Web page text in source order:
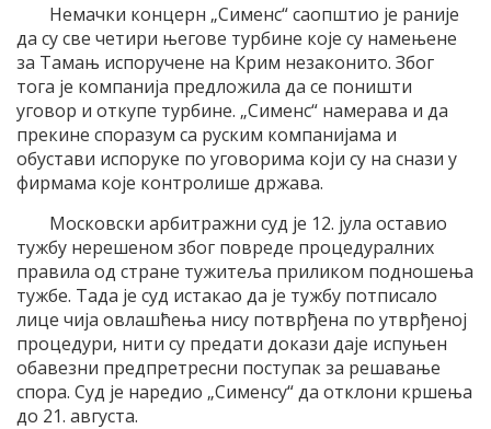
Немачки концерн „Сименс“ саопштио је раније
да су све четири његове турбине које су намењене
за Тамањ испоручене на Крим незаконито. Због
тога је компанија предложила да се поништи
уговор и откупе турбине. „Сименс“ намерава и да
прекине споразум са руским компанијама и
обустави испоруке по уговорима који су на снази у
фирмама које контролише држава.
Московски арбитражни суд је 12. јула оставио
тужбу нерешеном због повреде процедуралних
правила од стране тужитеља приликом подношења
тужбе. Тада је суд истакао да је тужбу потписало
лице чија овлашћења нису потврђена по утврђеној
процедури, нити су предати докази даје испуњен
обавезни предпретресни поступак за решавање
спора. Суд је наредио „Сименсу“ да отклони кршења
до 21. августа.